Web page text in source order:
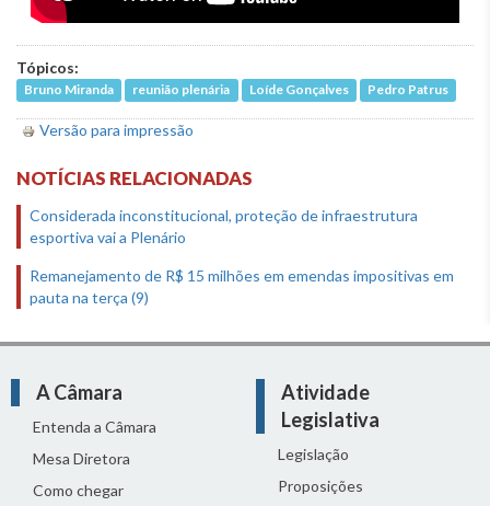
Tópicos:
Bruno Miranda reunião plenária Loíde Gonçalves Pedro Patrus
Versão para impressão
NOTÍCIAS RELACIONADAS
Considerada inconstitucional, proteção de infraestrutura
esportiva vai a Plenário
Remanejamento de R$ 15 milhões em emendas impositivas em
pauta na terça (9)
A Câmara
Entenda a Câmara
Mesa Diretora
Como chegar
Atividade
Legislativa
Legislação
Proposições